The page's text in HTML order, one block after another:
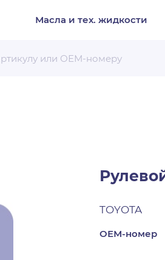
Масла и тех. жидкости
TOYOTA
ОЕМ-номер